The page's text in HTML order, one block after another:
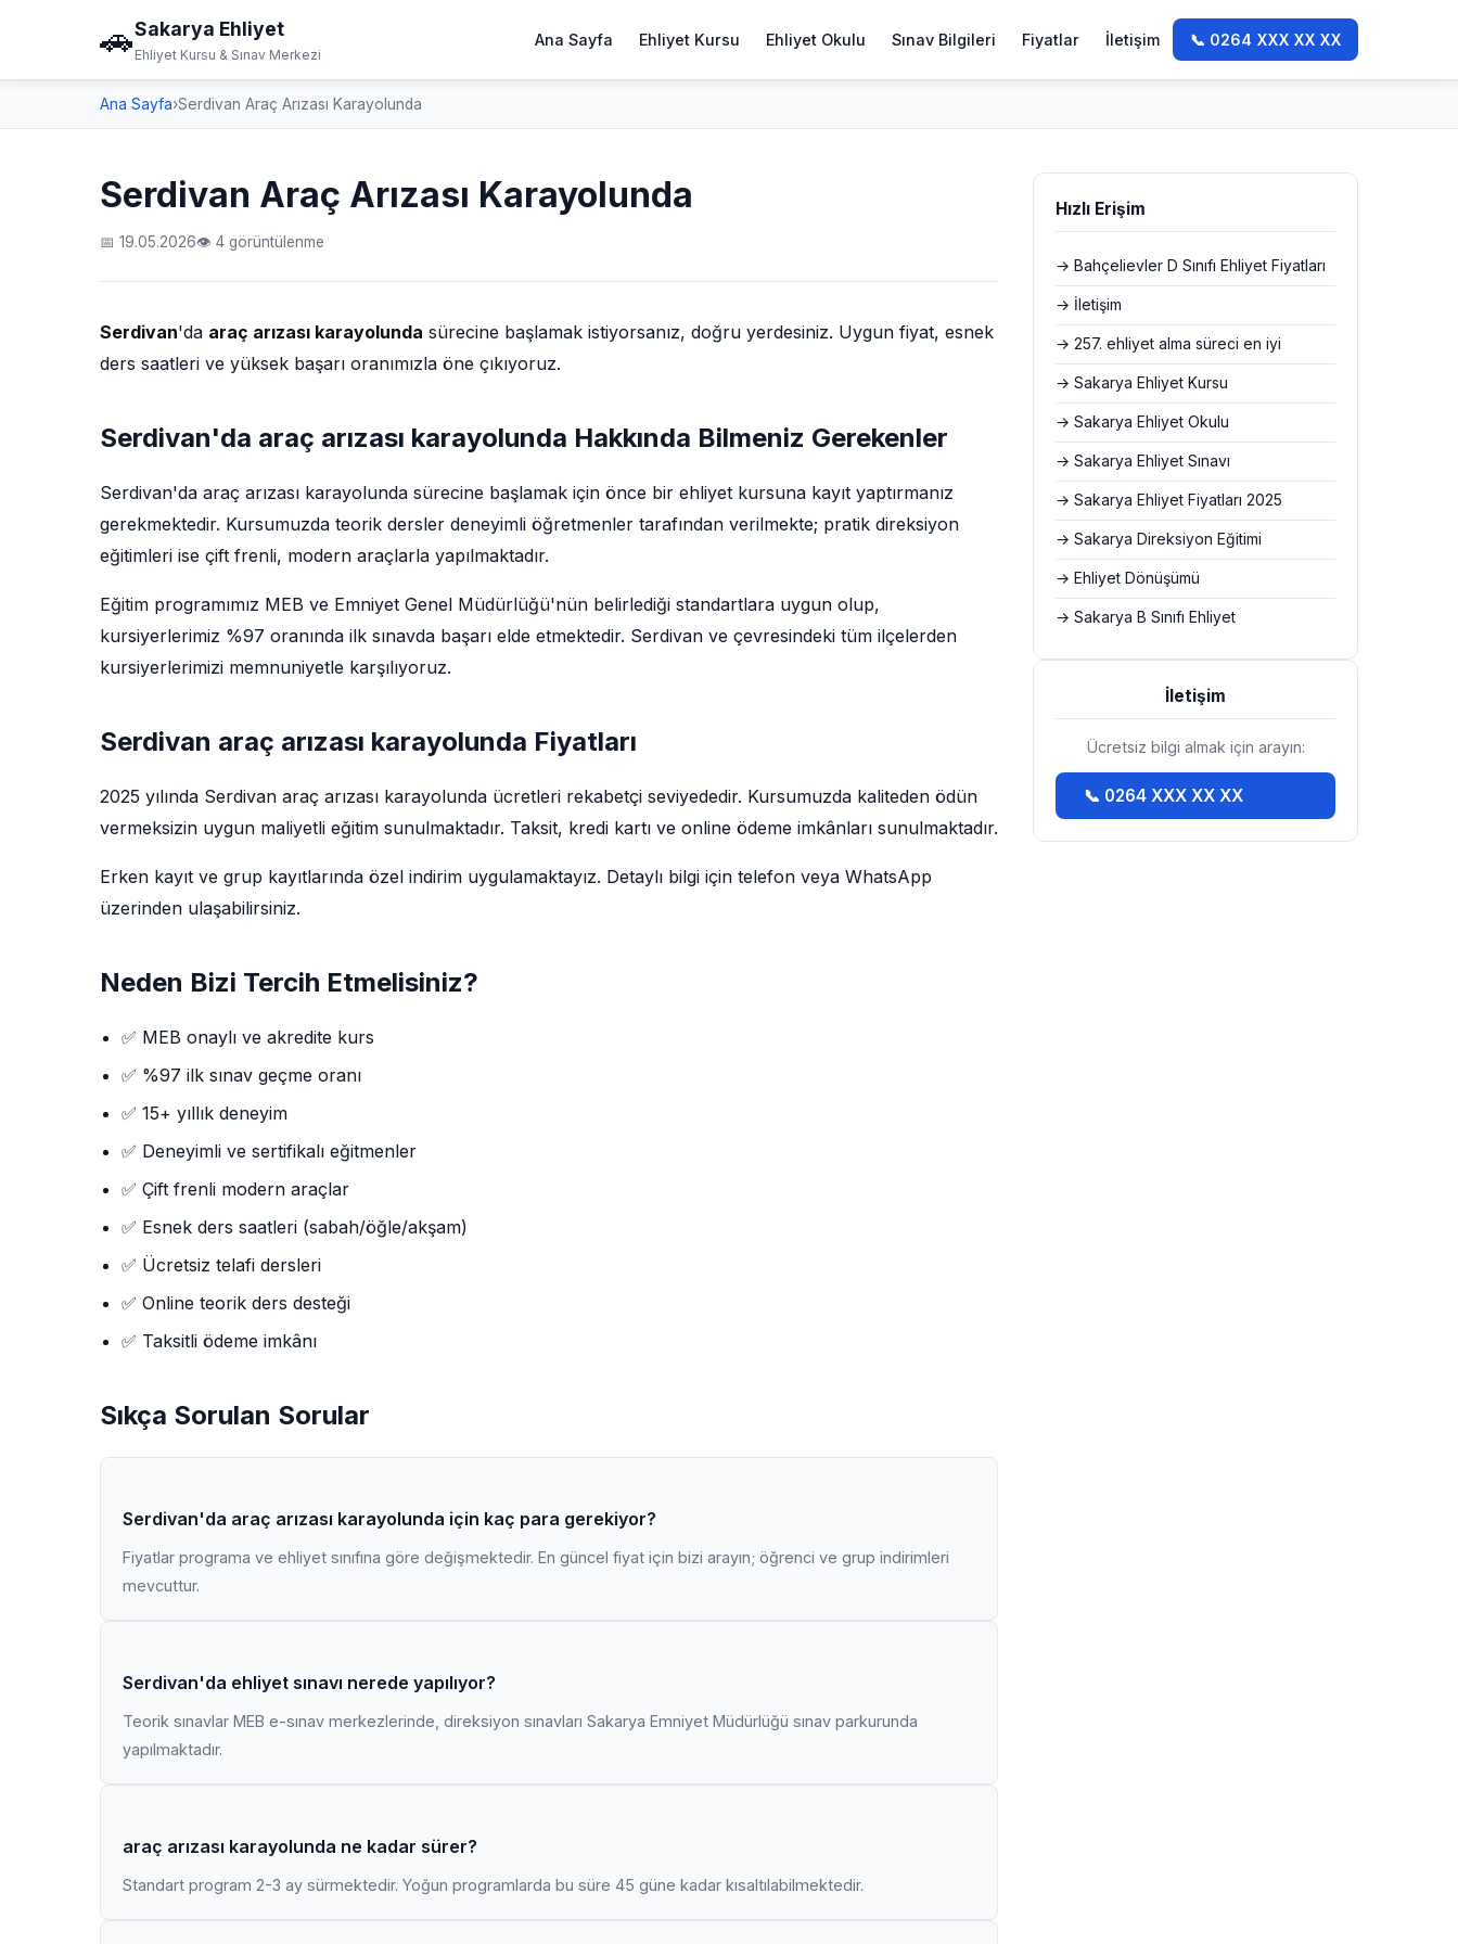
🚗Sakarya Ehliyet
Ehliyet Kursu & Sınav Merkezi
Ana Sayfa Ehliyet Kursu Ehliyet Okulu Sınav Bilgileri Fiyatlar İletişim 📞 0264 XXX XX XX
Ana Sayfa›Serdivan Araç Arızası Karayolunda
Serdivan Araç Arızası Karayolunda
📅 19.05.2026👁 4 görüntülenme
Serdivan'da araç arızası karayolunda sürecine başlamak istiyorsanız, doğru yerdesiniz. Uygun fiyat, esnek
ders saatleri ve yüksek başarı oranımızla öne çıkıyoruz.
Serdivan'da araç arızası karayolunda Hakkında Bilmeniz Gerekenler
Serdivan'da araç arızası karayolunda sürecine başlamak için önce bir ehliyet kursuna kayıt yaptırmanız
gerekmektedir. Kursumuzda teorik dersler deneyimli öğretmenler tarafından verilmekte; pratik direksiyon
eğitimleri ise çift frenli, modern araçlarla yapılmaktadır.
Eğitim programımız MEB ve Emniyet Genel Müdürlüğü'nün belirlediği standartlara uygun olup,
kursiyerlerimiz %97 oranında ilk sınavda başarı elde etmektedir. Serdivan ve çevresindeki tüm ilçelerden
kursiyerlerimizi memnuniyetle karşılıyoruz.
Serdivan araç arızası karayolunda Fiyatları
2025 yılında Serdivan araç arızası karayolunda ücretleri rekabetçi seviyededir. Kursumuzda kaliteden ödün
vermeksizin uygun maliyetli eğitim sunulmaktadır. Taksit, kredi kartı ve online ödeme imkânları sunulmaktadır.
Erken kayıt ve grup kayıtlarında özel indirim uygulamaktayız. Detaylı bilgi için telefon veya WhatsApp
üzerinden ulaşabilirsiniz.
Neden Bizi Tercih Etmelisiniz?
✅ MEB onaylı ve akredite kurs
✅ %97 ilk sınav geçme oranı
✅ 15+ yıllık deneyim
✅ Deneyimli ve sertifikalı eğitmenler
✅ Çift frenli modern araçlar
✅ Esnek ders saatleri (sabah/öğle/akşam)
✅ Ücretsiz telafi dersleri
✅ Online teorik ders desteği
✅ Taksitli ödeme imkânı
Sıkça Sorulan Sorular
Serdivan'da araç arızası karayolunda için kaç para gerekiyor?
Fiyatlar programa ve ehliyet sınıfına göre değişmektedir. En güncel fiyat için bizi arayın; öğrenci ve grup indirimleri
mevcuttur.
Serdivan'da ehliyet sınavı nerede yapılıyor?
Teorik sınavlar MEB e-sınav merkezlerinde, direksiyon sınavları Sakarya Emniyet Müdürlüğü sınav parkurunda
yapılmaktadır.
araç arızası karayolunda ne kadar sürer?
Standart program 2-3 ay sürmektedir. Yoğun programlarda bu süre 45 güne kadar kısaltılabilmektedir.
Hızlı Erişim
→ Bahçelievler D Sınıfı Ehliyet Fiyatları
→ İletişim
→ 257. ehliyet alma süreci en iyi
→ Sakarya Ehliyet Kursu
→ Sakarya Ehliyet Okulu
→ Sakarya Ehliyet Sınavı
→ Sakarya Ehliyet Fiyatları 2025
→ Sakarya Direksiyon Eğitimi
→ Ehliyet Dönüşümü
→ Sakarya B Sınıfı Ehliyet
İletişim
Ücretsiz bilgi almak için arayın:
📞 0264 XXX XX XX